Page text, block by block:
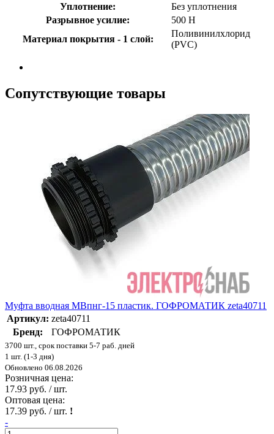
Уплотнение:
Без уплотнения
Разрывное усилие:
500 Н
Материал покрытия - 1 слой:
Поливинилхлорид
(PVC)
Сопутствующие товары
Муфта вводная МВпнг-15 пластик. ГОФРОМАТИК zeta40711
Артикул: zeta40711
Бренд:
ГОФРОМАТИК
3700 шт., срок поставки 5-7 раб. дней
1 шт. (1-3 дня)
Обновлено 06.08.2026
Розничная цена:
17.93 руб. / шт.
Оптовая цена:
17.39 руб. / шт. !
-